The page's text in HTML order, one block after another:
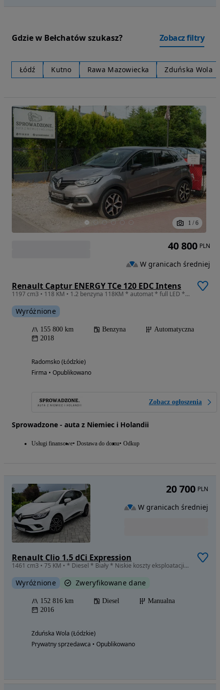
Gdzie w Bełchatów szukasz? Zobacz filtry
Łódź Kutno Rawa Mazowiecka Zduńska Wola
1 / 6
Renault Captur ENERGY TCe 120 EDC Intens
1197 cm3 • 118 KM • 1.2 benzyna 118KM * automat * full LED * navi * keyless * PDC * hak
Wyróżnione
155 800 km Benzyna
Automatyczna
2018
Radomsko (Łódzkie)
Firma • Opublikowano
Zobacz ogłoszenia
Sprowadzone - auta z Niemiec i Holandii
Usługi finansowe Dostawa do domu Odkup
40 800 PLN
W granicach średniej
Renault Clio 1.5 dCi Expression
1461 cm3 • 75 KM • * Diesel * Biały * Niskie koszty eksploatacji * Zobacz *
Wyróżnione Zweryfikowane dane
152 816 km Diesel
Manualna
2016
Zduńska Wola (Łódzkie)
Prywatny sprzedawca • Opublikowano
20 700 PLN
W granicach średniej